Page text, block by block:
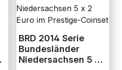
BRD 2014 Serie
Bundesländer
Niedersachsen 5 x